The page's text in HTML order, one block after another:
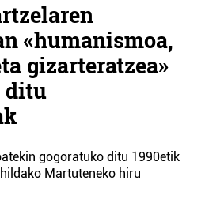
«humanismoa,
gizarteratzea»
ditu
gogoratuko ditu 1990etik
Martuteneko hiru